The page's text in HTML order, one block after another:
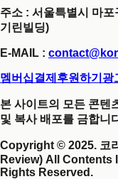
주소 : 서울특별시 마
기린빌딩)
E-MAIL :
멤버십결제 후원하기 광
본 사이트의 모든 콘텐
및 복사 배포를 금합니
Copyright © 2025. 코
Review) All Contents
Rights Reserved.